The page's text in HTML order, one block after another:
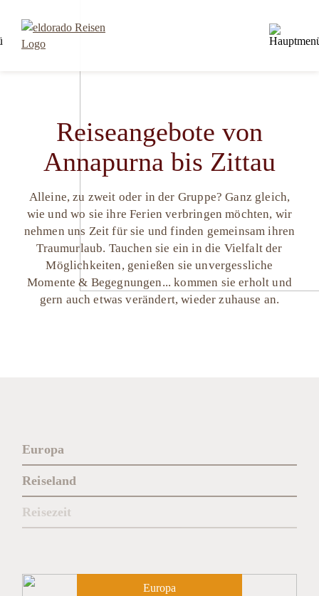
Reiseangebote von
Annapurna bis Zittau
Alleine, zu zweit oder in der Gruppe? Ganz gleich,
wie und wo sie ihre Ferien verbringen möchten, wir
nehmen uns Zeit für sie und finden gemeinsam ihren
Traumurlaub. Tauchen sie ein in die Vielfalt der
Möglichkeiten, genießen sie unvergessliche
Momente & Begegnungen... kommen sie erholt und
gern auch etwas verändert, wieder zuhause an.
Europa
Reiseland
Reisezeit
Europa